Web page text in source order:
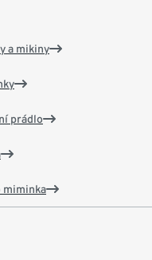
a mikiny
prádlo
miminka